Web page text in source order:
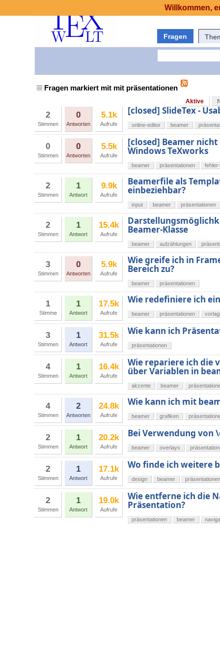
Fragen
Fragen markiert mit mit präsentationen
Aktive
2
Stimmen
0
Antworten
5.1k
Aufrufe
[closed] SlideTex -
online-editor beamer
0
Stimmen
0
Antworten
5.5k
Aufrufe
[closed] Beamer
Windows TeXworks
beamer präsentationen
2
Stimmen
1
Antwort
9.9k
Aufrufe
Beamerfile als
einbeziehbar?
input beamer präsentationen
2
Stimmen
1
Antwort
15.4k
Aufrufe Beamer-Klasse
beamer aufzählungen
3
Stimmen
0
Antworten
5.9k
Aufrufe
Wie greife ich in
Bereich zu?
beamer präsentationen
1
Stimme
1
Antwort
17.5k
Aufrufe
Wie redefiniere ich
beamer präsentationen
3
Stimmen
1
Antwort
31.5k
Aufrufe
Wie kann ich
präsentationen
4
Stimmen
1
Antwort
16.4k
Aufrufe
Wie repariere ich die
über Variablen in
akzente beamer
4
Stimmen
2
Antworten
24.8k
Aufrufe
Wie kann ich mit
beamer grafiken
2
Stimmen
1
Antwort
20.2k
Aufrufe
Bei Verwendung von
beamer overlays
2
Stimmen
1
Antwort
17.1k
Aufrufe
Wo finde ich weitere
design beamer präsentationen
2
Stimmen
1
Antwort
19.0k
Aufrufe
Wie entferne ich die
Präsentation?
präsentationen beamer
Willkommen,